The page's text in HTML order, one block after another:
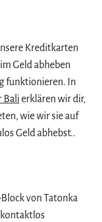
Kreditkarten
Geld abheben
funktionieren. In
Bali erklären wir dir,
wie wir sie auf
Geld abhebst..
von Tatonka